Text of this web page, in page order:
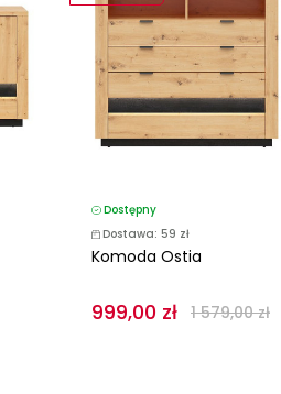
Dostępny
Dostawa: 59 zł
Komoda Ostia
999,00 zł 1 579,00 zł